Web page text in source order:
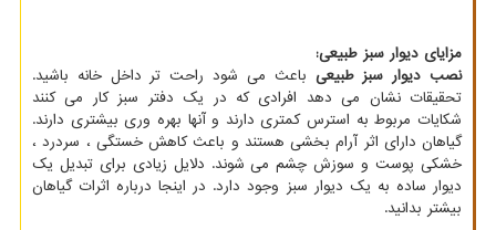
مزایای دیوار سبز طبیعی:
نصب دیوار سبز طبیعی باعث می شود راحت تر داخل خانه باشید.
تحقیقات نشان می دهد افرادی که در یک دفتر سبز کار می کنند
شکایات مربوط به استرس کمتری دارند و آنها بهره وری بیشتری دارند.
گیاهان دارای اثر آرام بخشی هستند و باعث کاهش خستگی ، سردرد ،
خشکی پوست و سوزش چشم می شوند. دلایل زیادی برای تبدیل یک
دیوار ساده به یک دیوار سبز وجود دارد. در اینجا درباره اثرات گیاهان
بیشتر بدانید.